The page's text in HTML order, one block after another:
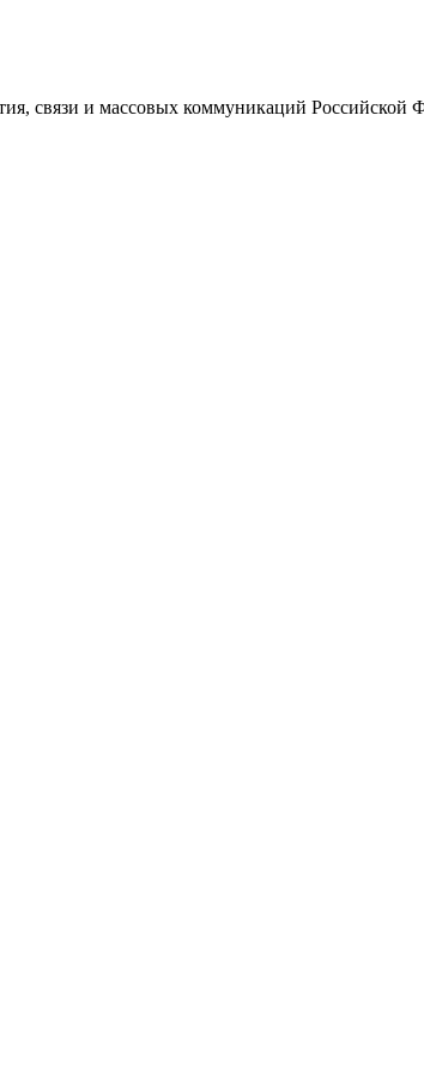
связи и массовых коммуникаций Российской